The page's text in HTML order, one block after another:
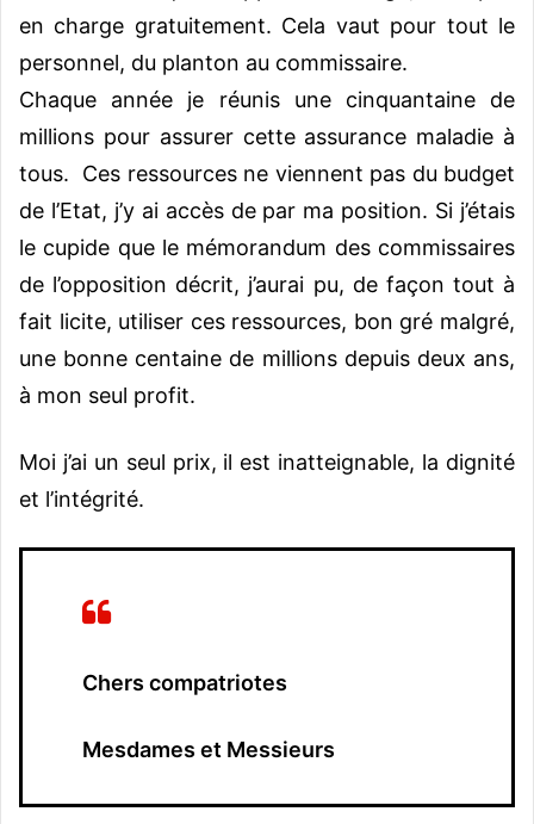
en charge gratuitement. Cela vaut pour tout le
personnel, du planton au commissaire.
Chaque année je réunis une cinquantaine de
millions pour assurer cette assurance maladie à
tous. Ces ressources ne viennent pas du budget
de l’Etat, j’y ai accès de par ma position. Si j’étais
le cupide que le mémorandum des commissaires
de l’opposition décrit, j’aurai pu, de façon tout à
fait licite, utiliser ces ressources, bon gré malgré,
une bonne centaine de millions depuis deux ans,
à mon seul profit.
Moi j’ai un seul prix, il est inatteignable, la dignité
et l’intégrité.
Chers compatriotes
Mesdames et Messieurs